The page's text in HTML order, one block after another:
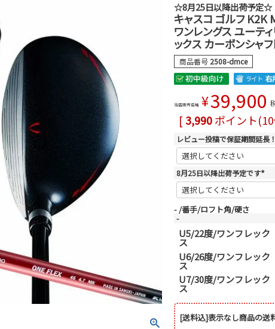
☆8月25日以降出荷予定☆
キャスコ ゴルフ K2K
ワンレングス ユーテ
ックス カーボンシャフ
商品番号 2508-dmce
当店販売価格 ¥39,900
[3,990ポイント
レビュー投稿で保証期間延長！
8月25日以降出荷予定です
(
須
- 番手/ロフト角/硬さ
-
U5/22度/ワンフレック
ス
U6/26度/ワンフレック
ス
U7/30度/ワンフレック
ス
[送料込]表示なし商品の送